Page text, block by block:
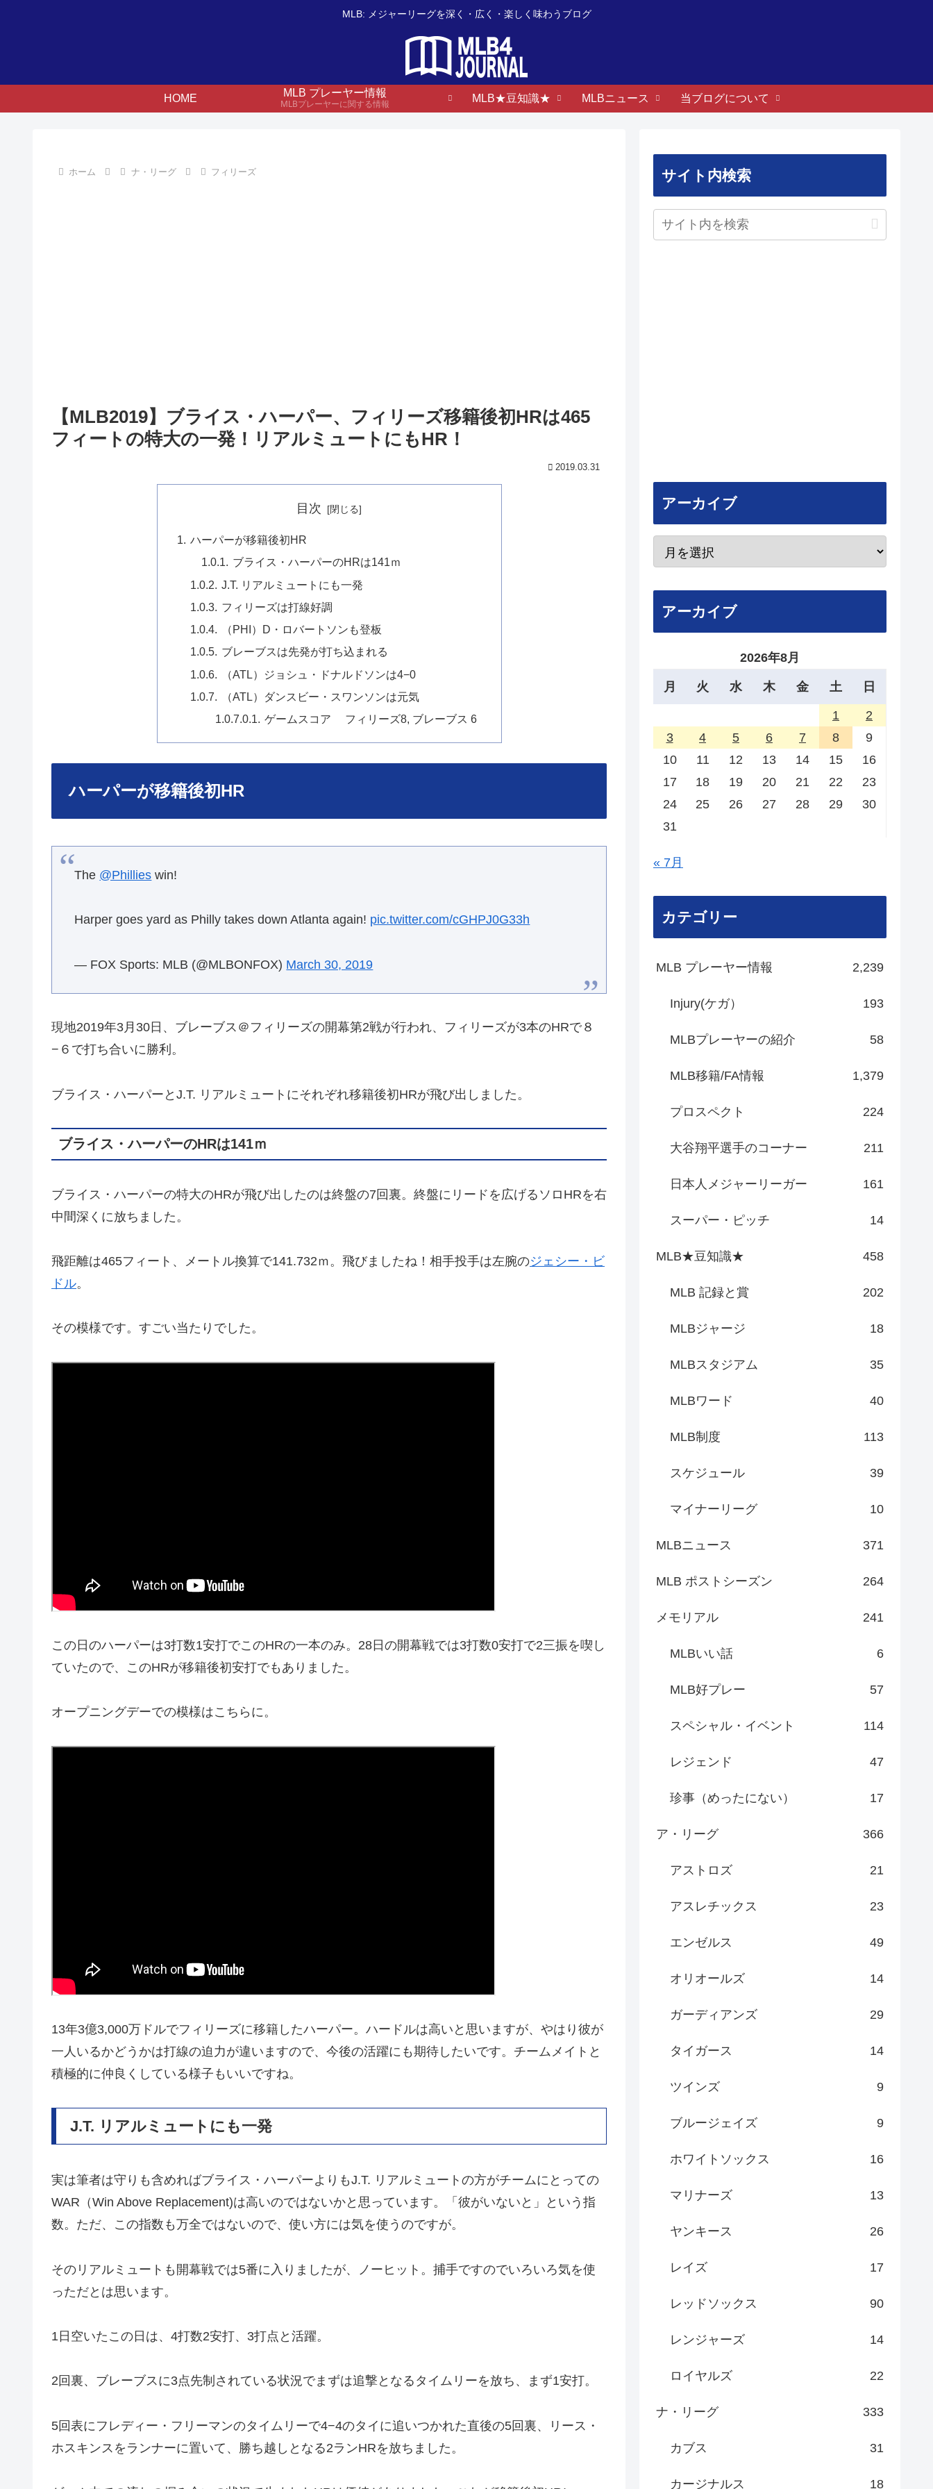
MLB: メジャーリーグを深く・広く・楽しく味わうブログ
HOME
MLB プレーヤー情報
MLBプレーヤーに関する情報
MLB★豆知識★ MLBニュース 当ブログについて
ホーム ナ・リーグ フィリーズ
【MLB2019】ブライス・ハーパー、フィリーズ移籍後初HRは465
フィートの特大の一発！リアルミュートにもHR！
2019.03.31
目次
ハーパーが移籍後初HR
ブライス・ハーパーのHRは141ｍ
J.T. リアルミュートにも一発
フィリーズは打線好調
（PHI）D・ロバートソンも登板
ブレーブスは先発が打ち込まれる
（ATL）ジョシュ・ドナルドソンは4−0
（ATL）ダンスビー・スワンソンは元気
ゲームスコア フィリーズ8, ブレーブス 6
ハーパーが移籍後初HR
The @Phillies win!
Harper goes yard as Philly takes down Atlanta again! pic.twitter.com/cGHPJ0G33h
— FOX Sports: MLB (@MLBONFOX) March 30, 2019
現地2019年3月30日、ブレーブス＠フィリーズの開幕第2戦が行われ、フィリーズが3本のHRで８
−６で打ち合いに勝利。
ブライス・ハーパーとJ.T. リアルミュートにそれぞれ移籍後初HRが飛び出しました。
ブライス・ハーパーのHRは141ｍ
ブライス・ハーパーの特大のHRが飛び出したのは終盤の7回裏。終盤にリードを広げるソロHRを右
中間深くに放ちました。
飛距離は465フィート、メートル換算で141.732ｍ。飛びましたね！相手投手は左腕のジェシー・ビ
ドル。
その模様です。すごい当たりでした。
この日のハーパーは3打数1安打でこのHRの一本のみ。28日の開幕戦では3打数0安打で2三振を喫し
ていたので、このHRが移籍後初安打でもありました。
オープニングデーでの模様はこちらに。
13年3億3,000万ドルでフィリーズに移籍したハーパー。ハードルは高いと思いますが、やはり彼が
一人いるかどうかは打線の迫力が違いますので、今後の活躍にも期待したいです。チームメイトと
積極的に仲良くしている様子もいいですね。
J.T. リアルミュートにも一発
実は筆者は守りも含めればブライス・ハーパーよりもJ.T. リアルミュートの方がチームにとっての
WAR（Win Above Replacement)は高いのではないかと思っています。「彼がいないと」という指
数。ただ、この指数も万全ではないので、使い方には気を使うのですが。
そのリアルミュートも開幕戦では5番に入りましたが、ノーヒット。捕手ですのでいろいろ気を使
っただとは思います。
1日空いたこの日は、4打数2安打、3打点と活躍。
2回裏、ブレーブスに3点先制されている状況でまずは追撃となるタイムリーを放ち、まず1安打。
5回表にフレディー・フリーマンのタイムリーで4−4のタイに追いつかれた直後の5回裏、リース・
ホスキンスをランナーに置いて、勝ち越しとなる2ランHRを放ちました。
サイト内検索
アーカイブ
アーカイブ
2026年8月
月 火 水 木 金 土 日
1
2
3
4 5 6 7 8
9
10
11 12 13 14 15
16
17
18 19 20 21 22
23
24
25 26 27 28 29
30
31
« 7月
カテゴリー
MLB プレーヤー情報 2,239
Injury(ケガ） 193
MLBプレーヤーの紹介 58
MLB移籍/FA情報 1,379
プロスペクト 224
大谷翔平選手のコーナー 211
日本人メジャーリーガー 161
スーパー・ピッチ 14
MLB★豆知識★ 458
MLB 記録と賞 202
MLBジャージ 18
MLBスタジアム 35
MLBワード 40
MLB制度 113
スケジュール 39
マイナーリーグ 10
MLBニュース 371
MLB ポストシーズン 264
メモリアル 241
MLBいい話 6
MLB好プレー 57
スペシャル・イベント 114
レジェンド 47
珍事（めったにない） 17
ア・リーグ 366
アストロズ 21
アスレチックス 23
エンゼルス 49
オリオールズ 14
ガーディアンズ 29
タイガース 14
ツインズ 9
ブルージェイズ 9
ホワイトソックス 16
マリナーズ 13
ヤンキース 26
レイズ 17
レッドソックス 90
レンジャーズ 14
ロイヤルズ 22
ナ・リーグ 333
カブス 31
カージナルス 18